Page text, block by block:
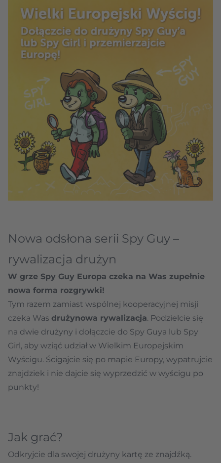
Nowa odsłona serii Spy Guy –
rywalizacja drużyn
W grze Spy Guy Europa czeka na Was zupełnie
nowa forma rozgrywki!
Tym razem zamiast wspólnej kooperacyjnej misji
czeka Was drużynowa rywalizacja. Podzielcie się
na dwie drużyny i dołączcie do Spy Guya lub Spy
Girl, aby wziąć udział w Wielkim Europejskim
Wyścigu. Ścigajcie się po mapie Europy, wypatrujcie
znajdziek i nie dajcie się wyprzedzić w wyścigu po
punkty!
Jak grać?
Odkryjcie dla swojej drużyny kartę ze znajdźką.